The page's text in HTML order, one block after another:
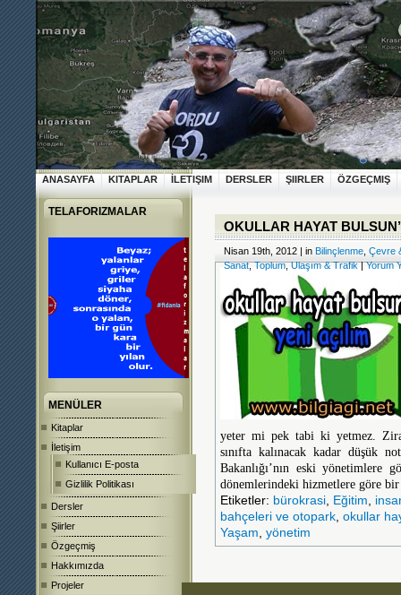
ANASAYFA KITAPLAR İLETIŞIM DERSLER ŞIIRLER ÖZGEÇMIŞ
TELAFORIZMALAR
MENÜLER
Kitaplar
İletişim
Kullanıcı E-posta
Gizlilik Politikası
Dersler
Şiirler
Özgeçmiş
Hakkımızda
Projeler
OKULLAR HAYAT
Nisan 19th, 2012 | in Bilinçlenme Çevre
Sanat,Toplum,Ulaşım & Trafik|Yorum
yeter mi pek tabi ki yetmez. Zira
sınıfta kalınacak kadar düşük
Bakanlığı’nın eski yönetimlere
dönemlerindeki hizmetlere göre
Etiketler: bürokrasi, Eğitim,
bahçeleri ve otopark, okullar
Yaşam, yönetim